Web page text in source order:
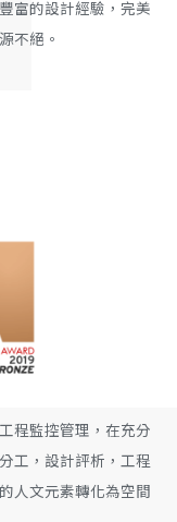
富的設計經驗，完美
不絕。
程監控管理，在充分
工，設計評析，工程
人文元素轉化為空間